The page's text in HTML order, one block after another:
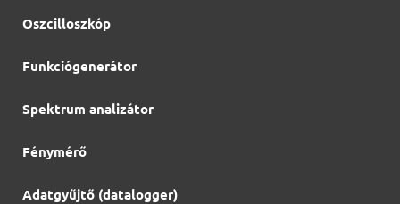
Oszcilloszkóp
Funkciógenerátor
Spektrum analizátor
Fénymérő
Adatgyűjtő (datalogger)